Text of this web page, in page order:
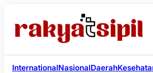
InternationalNasionalDaerah